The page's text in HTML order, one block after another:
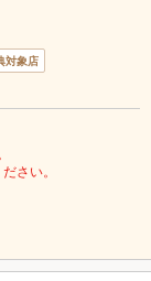
対象店
さい。